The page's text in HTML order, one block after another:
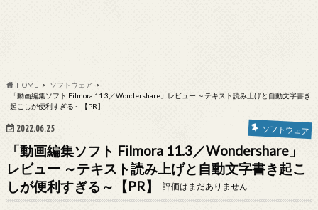
HOME
ソフトウェア
「動画編集ソフト Filmora 11.3／Wondershare」レビュー ～テキスト読み上げと自動文字書き
起こしが便利すぎる～【PR】
2022.06.25 ソフトウェア
「動画編集ソフト Filmora 11.3／Wondershare」
レビュー ～テキスト読み上げと自動文字書き起こ
しが便利すぎる～【PR】
評価はまだありません